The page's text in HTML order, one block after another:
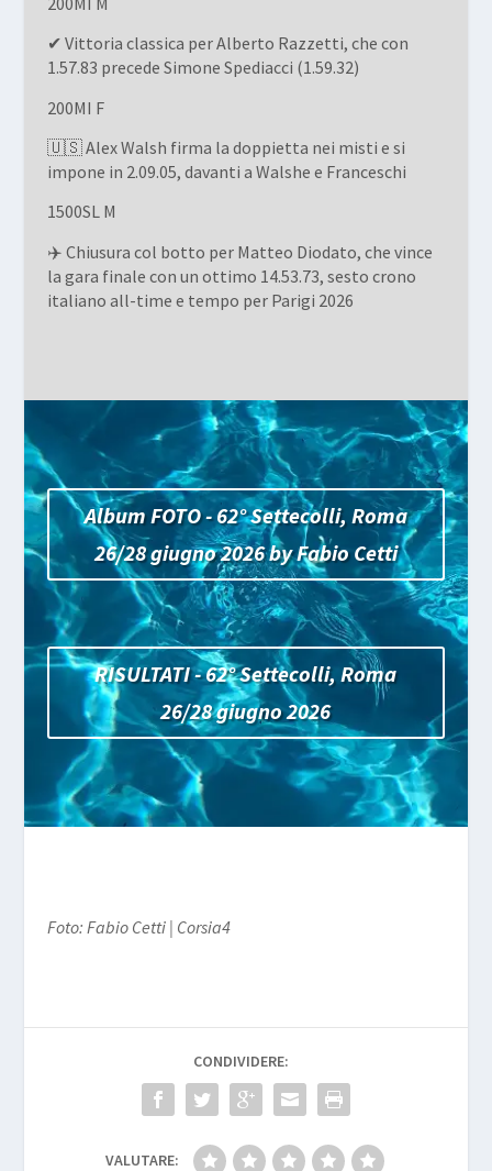
✔ Vittoria classica per Alberto Razzetti, che con
1.57.83 precede Simone Spediacci (1.59.32)
200MI F
🇺🇸 Alex Walsh firma la doppietta nei misti e si
impone in 2.09.05, davanti a Walshe e Franceschi
1500SL M
✈️ Chiusura col botto per Matteo Diodato, che vince
la gara finale con un ottimo 14.53.73, sesto crono
italiano all-time e tempo per Parigi 2026
Album FOTO - 62° Settecolli, Roma
26/28 giugno 2026 by Fabio Cetti
RISULTATI - 62° Settecolli, Roma
26/28 giugno 2026
Foto: Fabio Cetti | Corsia4
CONDIVIDERE:
VALUTARE: